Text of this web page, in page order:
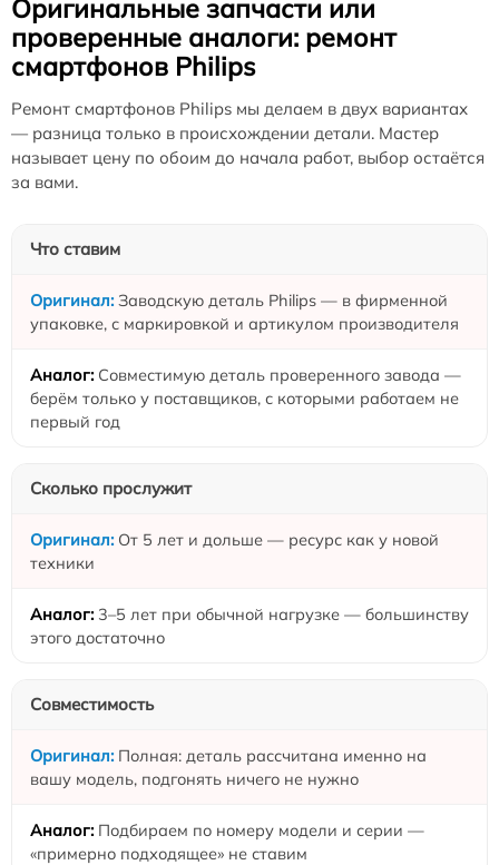
Оригинальные запчасти или
проверенные аналоги: ремонт
смартфонов Philips
Ремонт смартфонов Philips мы делаем в двух вариантах
— разница только в происхождении детали. Мастер
называет цену по обоим до начала работ, выбор остаётся
за вами.
Что ставим
Заводскую деталь Philips — в фирменной
упаковке, с маркировкой и артикулом производителя
Совместимую деталь проверенного завода —
берём только у поставщиков, с которыми работаем не
первый год
Сколько прослужит
От 5 лет и дольше — ресурс как у новой
техники
3–5 лет при обычной нагрузке — большинству
этого достаточно
Совместимость
Полная: деталь рассчитана именно на
вашу модель, подгонять ничего не нужно
Подбираем по номеру модели и серии —
«примерно подходящее» не ставим